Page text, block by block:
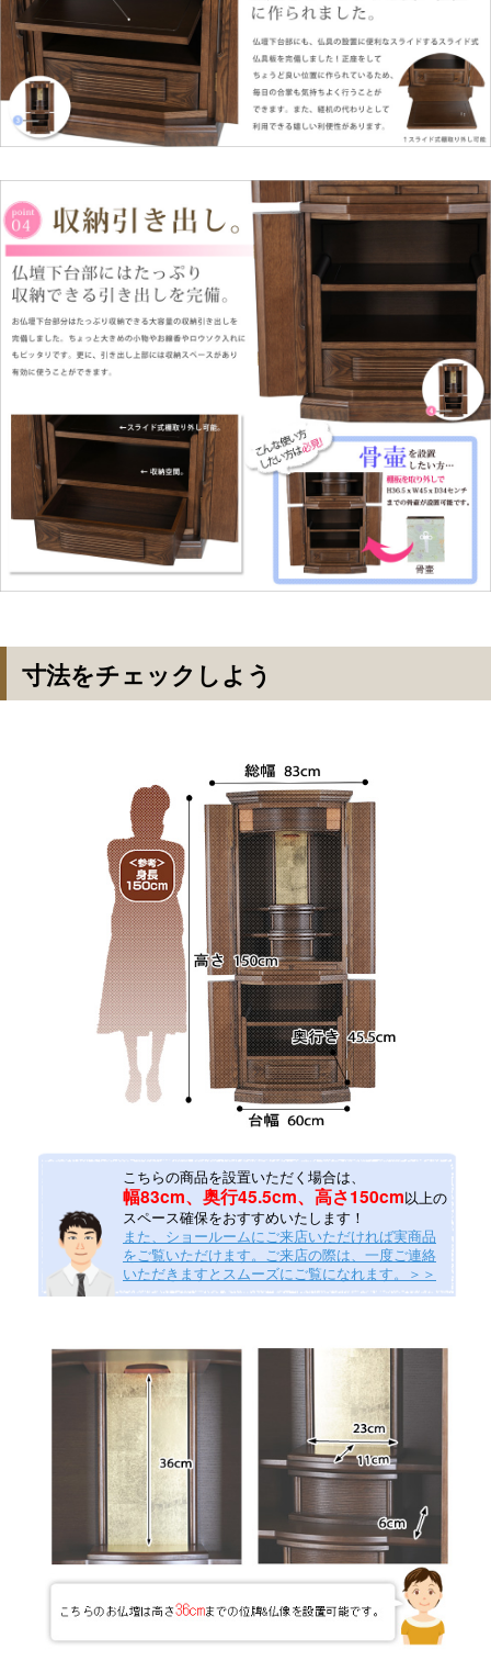
寸法をチェックしよう
こちらの商品を設置いただく場合は、
幅83cm、奥行45.5cm、高さ150cm以上の
スペース確保をおすすめいたします！
また、ショールームにご来店いただければ実商品
をご覧いただけます。ご来店の際は、一度ご連絡
いただきますとスムーズにご覧になれます。＞＞